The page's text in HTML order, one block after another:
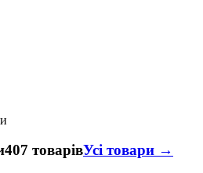
407 товарівУсі товари →